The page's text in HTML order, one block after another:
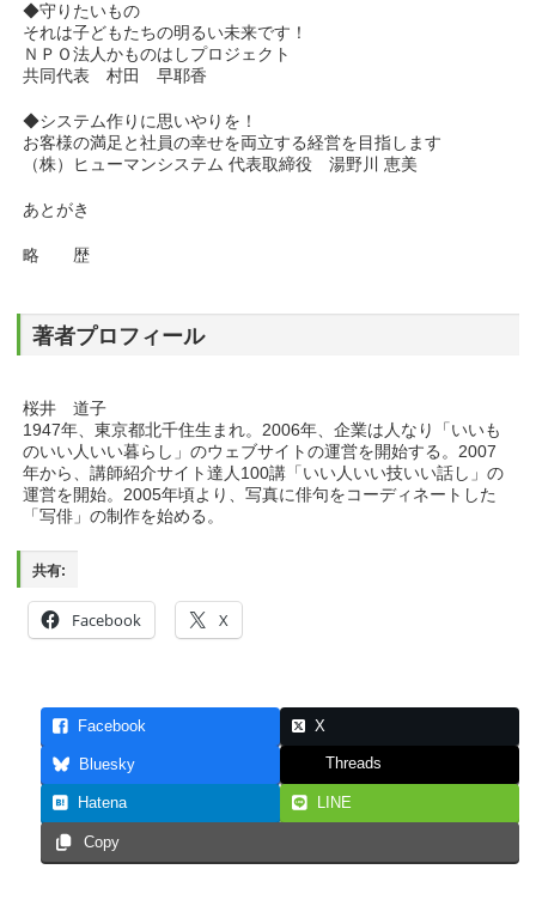
◆守りたいもの
それは子どもたちの明るい未来です！
ＮＰＯ法人かものはしプロジェクト
共同代表 村田 早耶香
◆システム作りに思いやりを！
お客様の満足と社員の幸せを両立する経営を目指します
（株）ヒューマンシステム 代表取締役 湯野川 恵美
あとがき
略 歴
著者プロフィール
桜井 道子
1947年、東京都北千住生まれ。2006年、企業は人なり「いいも
のいい人いい暮らし」のウェブサイトの運営を開始する。2007
年から、講師紹介サイト達人100講「いい人いい技いい話し」の
運営を開始。2005年頃より、写真に俳句をコーディネートした
「写俳」の制作を始める。
共有:
Facebook X
Facebook X
Bluesky Threads
Hatena LINE
Copy